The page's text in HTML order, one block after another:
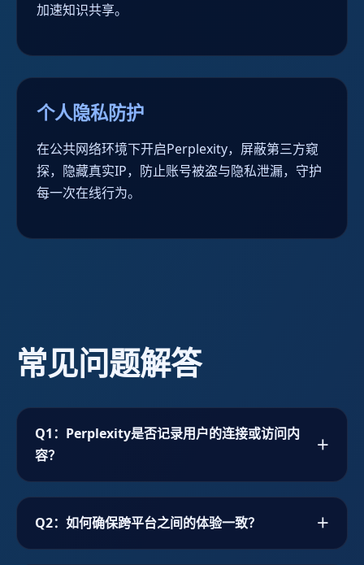
加速知识共享。
个人隐私防护
在公共网络环境下开启Perplexity，屏蔽第三方窥
探，隐藏真实IP，防止账号被盗与隐私泄漏，守护
每一次在线行为。
常见问题解答
Q1：Perplexity是否记录用户的连接或访问内
容？
＋
间、访问站点或流量内容。所有运营节点采用匿名
化部署，并经过定期第三方审计。
Q2：如何确保跨平台之间的体验一致？ ＋